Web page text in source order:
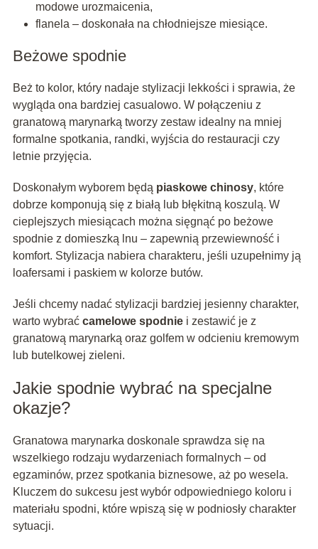
modowe urozmaicenia,
flanela – doskonała na chłodniejsze miesiące.
Beżowe spodnie
Beż to kolor, który nadaje stylizacji lekkości i sprawia, że
wygląda ona bardziej casualowo. W połączeniu z
granatową marynarką tworzy zestaw idealny na mniej
formalne spotkania, randki, wyjścia do restauracji czy
letnie przyjęcia.
Doskonałym wyborem będą piaskowe chinosy, które
dobrze komponują się z białą lub błękitną koszulą. W
cieplejszych miesiącach można sięgnąć po beżowe
spodnie z domieszką lnu – zapewnią przewiewność i
komfort. Stylizacja nabiera charakteru, jeśli uzupełnimy ją
loafersami i paskiem w kolorze butów.
Jeśli chcemy nadać stylizacji bardziej jesienny charakter,
warto wybrać camelowe spodniei zestawić je z
granatową marynarką oraz golfem w odcieniu kremowym
lub butelkowej zieleni.
Jakie spodnie wybrać na specjalne
okazje?
Granatowa marynarka doskonale sprawdza się na
wszelkiego rodzaju wydarzeniach formalnych – od
egzaminów, przez spotkania biznesowe, aż po wesela.
Kluczem do sukcesu jest wybór odpowiedniego koloru i
materiału spodni, które wpiszą się w podniosły charakter
sytuacji.